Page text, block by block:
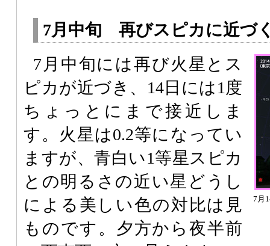
7月中旬 再びスピカに近づ
7月
7月中旬には再び火星とス
ピカが近づき、14日には1度
ちょっとにまで接近しま
す。火星は0.2等になってい
ますが、青白い1等星スピカ
との明るさの近い星どうし
による美しい色の対比は見
ものです。夕方から夜半前